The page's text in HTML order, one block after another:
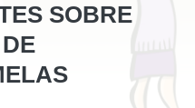
SOBRE